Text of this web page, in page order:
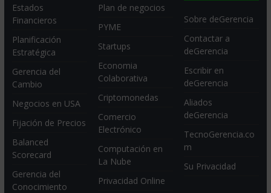
Estados
Financieros
Planificación
Estratégica
Gerencia del
Cambio
Negocios en USA
Fijación de Precios
Balanced
Scorecard
Gerencia del
Conocimiento
Plan de negocios
PYME
Startups
Economia
Colaborativa
Criptomonedas
Comercio
Electrónico
Computación en
La Nube
Privacidad Online
Sobre deGerencia
Contactar a
deGerencia
Escribir en
deGerencia
Aliados
deGerencia
TecnoGerencia.co
m
Su Privacidad